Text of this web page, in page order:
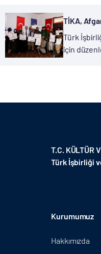
TİKA,
Türk
için
T.C. KÜLTÜR
Türk İşbirliği
Kurumumuz
Hakkımızda